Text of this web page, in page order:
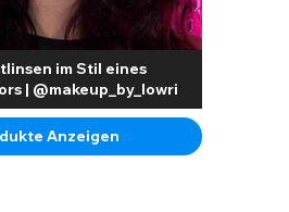
im Stil eines
| @makeup_by_lowri
Anzeigen